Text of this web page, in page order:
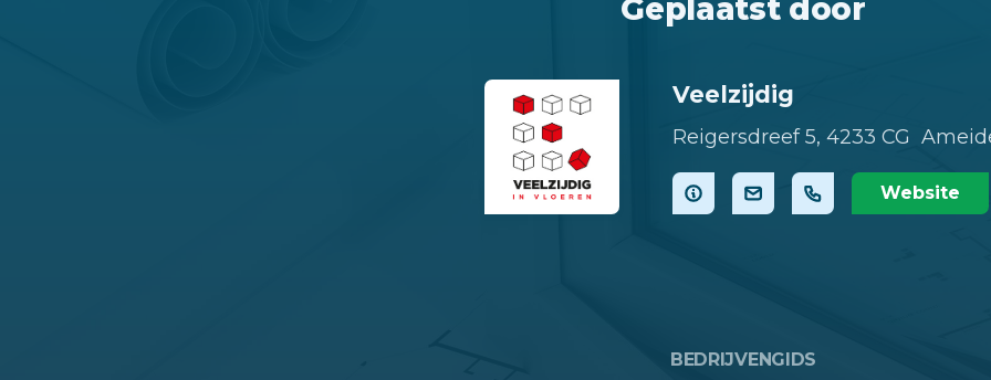
Geplaatst door
Veelzijdig
Reigersdreef 5, 4233 CG
Website
BEDRIJVENGIDS